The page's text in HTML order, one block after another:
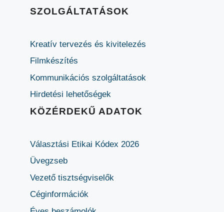
SZOLGÁLTATÁSOK
Kreatív tervezés és kivitelezés
Filmkészítés
Kommunikációs szolgáltatások
Hirdetési lehetőségek
KÖZÉRDEKŰ ADATOK
Választási Etikai Kódex 2026
Üvegzseb
Vezető tisztségviselők
Céginformációk